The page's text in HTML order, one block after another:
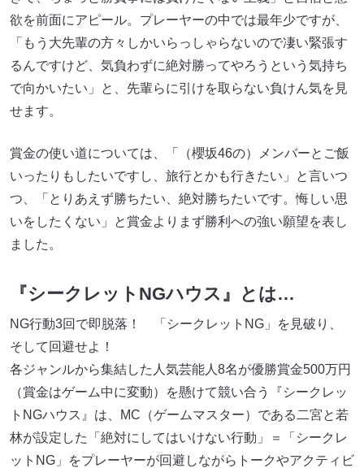
欲を前面にアピール。プレーヤーの中では最年少ですが、
「もう大先輩の方々しかいらっしゃらないので凄い緊張す
るんですけど、気負わずに絶対勝ってやろうという気持ち
で向かいたい」と、先輩らに引けを取らない負けん気を見
せます。
賞金の使い道については、「（櫻坂46の）メンバーとご飯
いったりもしたいですし、旅行とかも行きたい」と言いつ
つ、「とりあえず勝ちたい、絶対勝ちたいです。悔しい思
いをしたくない」と賞金よりまず勝利への強い願望を表し
ました。
『シークレットNGハウス』とは…
NG行動3回で即脱落！ 「シークレットNG」を見破り、
そして回避せよ！
各ジャンルから集結した人気芸能人8名が優勝賞金500万円
（賞金はゲーム中に変動）を懸けて競い合う『シークレッ
トNGハウス』は、MC（ゲームマスター）である二宮と若
林が設定した「絶対にしてはいけない行動」＝「シークレ
ットNG」をプレーヤーが回避しながらトークやアクティビ